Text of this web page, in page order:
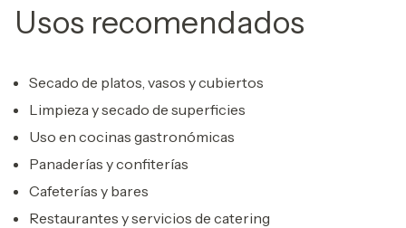
Usos recomendados
Secado de platos, vasos y cubiertos
Limpieza y secado de superficies
Uso en cocinas gastronómicas
Panaderías y confiterías
Cafeterías y bares
Restaurantes y servicios de catering